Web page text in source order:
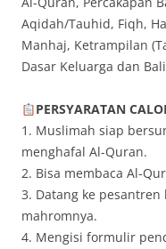
Aqidah/Tauhid, Fiqh,
Manhaj, Ketrampilan
Dasar Keluarga dan
PERSYARATAN
1. Muslimah siap
menghafal Al-Quran.
2. Bisa membaca Al-
3. Datang ke
mahromnya.
4. Mengisi formulir